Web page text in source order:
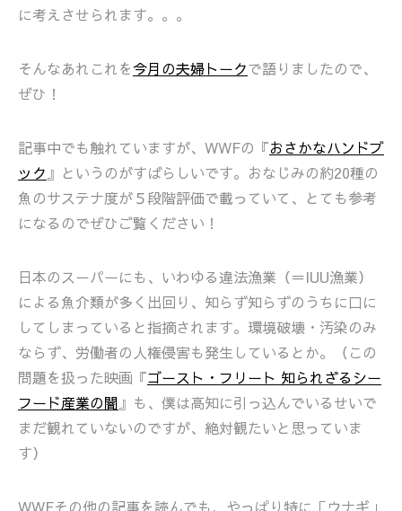
に考えさせられます。。。
そんなあれこれを今月の夫婦トークで語りましたので、
ぜひ！
記事中でも触れていますが、WWFの『おさかなハンドブ
ック 』というのがすばらしいです。おなじみの約20種の
魚のサステナ度が５段階評価で載っていて、とても参考
になるのでぜひご覧ください！
日本のスーパーにも、いわゆる違法漁業（＝IUU漁業）
による魚介類が多く出回り、知らず知らずのうちに口に
してしまっていると指摘されます。環境破壊・汚染のみ
ならず、労働者の人権侵害も発生しているとか。（この
問題を扱った映画『ゴースト・フリート 知られざるシー
フード産業の闇 』も、僕は高知に引っ込んでいるせいで
まだ観れていないのですが、絶対観たいと思っていま
す）
WWFその他の記事を読んでも、やっぱり特に「ウナギ」